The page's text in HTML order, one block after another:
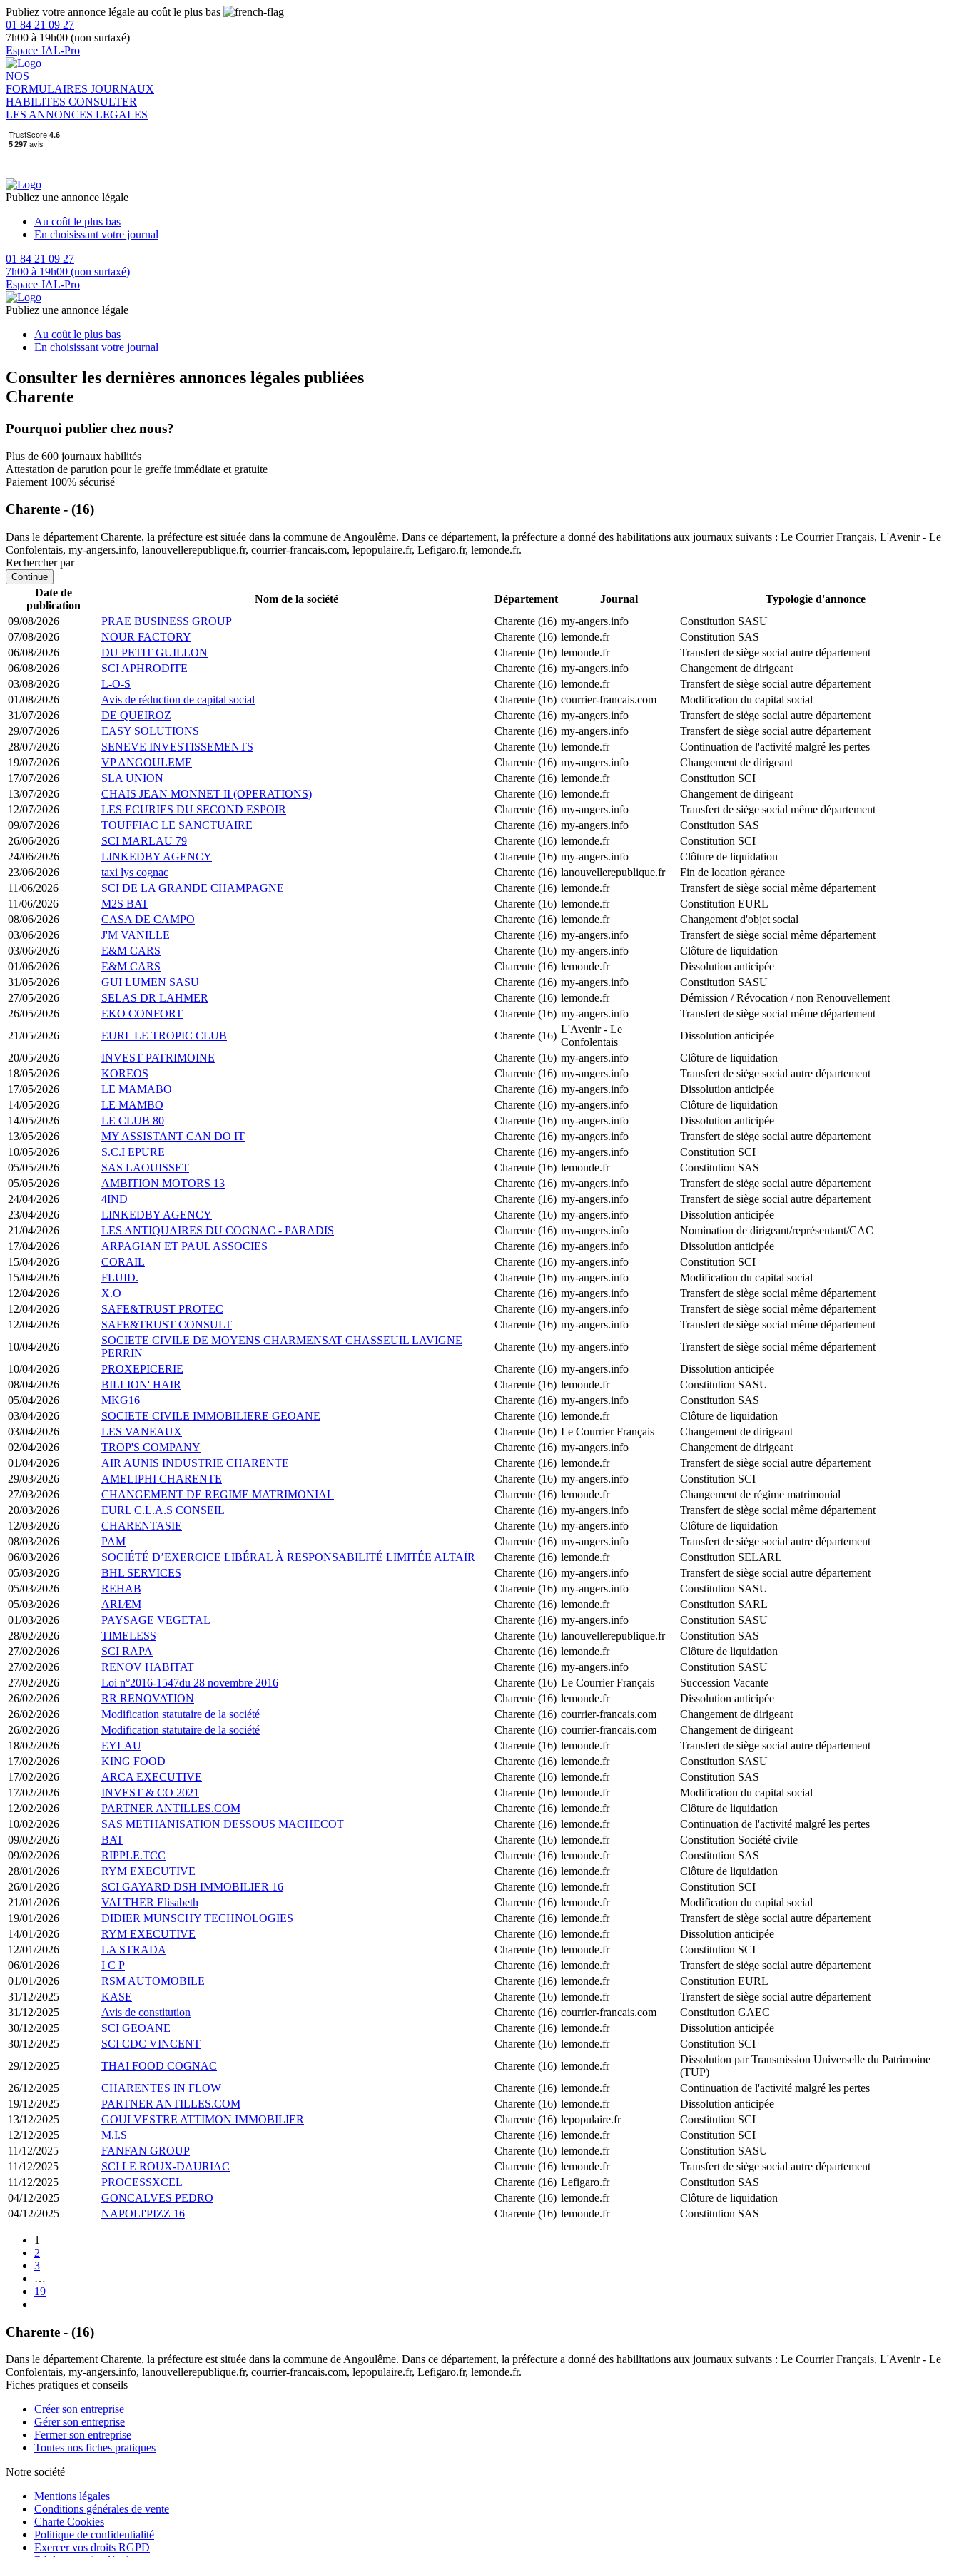
Publiez votre annonce légale au coût le plus bas
01 84 21 09 27
7h00 à 19h00 (non surtaxé)
Espace JAL-Pro
NOS
FORMULAIRES JOURNAUX
HABILITES CONSULTER
LES ANNONCES LEGALES
Publiez une annonce légale
Au coût le plus bas
En choisissant votre journal
01 84 21 09 27
7h00 à 19h00 (non surtaxé)
Espace JAL-Pro
Publiez une annonce légale
Au coût le plus bas
En choisissant votre journal
Consulter les dernières annonces légales publiées
Charente
Pourquoi publier chez nous?
Plus de 600 journaux habilités
Attestation de parution pour le greffe immédiate et gratuite
Paiement 100% sécurisé
Charente - (16)
Dans le département Charente, la préfecture est située dans la commune de Angoulême. Dans ce département, la préfecture a donné des habilitations aux journaux suivants : Le Courrier Français, L'Avenir - Le
Confolentais, my-angers.info, lanouvellerepublique.fr, courrier-francais.com, lepopulaire.fr, Lefigaro.fr, lemonde.fr.
Rechercher par
Continue
Date de
publication
Nom de la société Département Journal
Typologie d'annonce
09/08/2026
PRAE BUSINESS GROUP Charente (16) my-angers.info
Constitution SASU
07/08/2026
NOUR FACTORY Charente (16) lemonde.fr
Constitution SAS
06/08/2026
DU PETIT GUILLON Charente (16) lemonde.fr
Transfert de siège social autre département
06/08/2026
SCI APHRODITE Charente (16) my-angers.info
Changement de dirigeant
03/08/2026
L-O-S Charente (16) lemonde.fr
Transfert de siège social autre département
01/08/2026
Avis de réduction de capital social Charente (16) courrier-francais.com
Modification du capital social
31/07/2026
DE QUEIROZ Charente (16) my-angers.info
Transfert de siège social autre département
29/07/2026
EASY SOLUTIONS Charente (16) my-angers.info
Transfert de siège social autre département
28/07/2026
SENEVE INVESTISSEMENTS Charente (16) lemonde.fr
Continuation de l'activité malgré les pertes
19/07/2026
VP ANGOULEME Charente (16) my-angers.info
Changement de dirigeant
17/07/2026
SLA UNION Charente (16) lemonde.fr
Constitution SCI
13/07/2026
CHAIS JEAN MONNET II (OPERATIONS) Charente (16) lemonde.fr
Changement de dirigeant
12/07/2026
LES ECURIES DU SECOND ESPOIR Charente (16) my-angers.info
Transfert de siège social même département
09/07/2026
TOUFFIAC LE SANCTUAIRE Charente (16) my-angers.info
Constitution SAS
26/06/2026
SCI MARLAU 79 Charente (16) lemonde.fr
Constitution SCI
24/06/2026
LINKEDBY AGENCY Charente (16) my-angers.info
Clôture de liquidation
23/06/2026
taxi lys cognac Charente (16) lanouvellerepublique.fr
Fin de location gérance
11/06/2026
SCI DE LA GRANDE CHAMPAGNE Charente (16) lemonde.fr
Transfert de siège social même département
11/06/2026
M2S BAT Charente (16) lemonde.fr
Constitution EURL
08/06/2026
CASA DE CAMPO Charente (16) lemonde.fr
Changement d'objet social
03/06/2026
J'M VANILLE Charente (16) my-angers.info
Transfert de siège social même département
03/06/2026
E&M CARS Charente (16) my-angers.info
Clôture de liquidation
01/06/2026
E&M CARS Charente (16) lemonde.fr
Dissolution anticipée
31/05/2026
GUI LUMEN SASU Charente (16) my-angers.info
Constitution SASU
27/05/2026
SELAS DR LAHMER Charente (16) lemonde.fr
Démission / Révocation / non Renouvellement
26/05/2026
EKO CONFORT Charente (16) my-angers.info
Transfert de siège social même département
21/05/2026
EURL LE TROPIC CLUB Charente (16)
L'Avenir - Le
Confolentais
Dissolution anticipée
20/05/2026
INVEST PATRIMOINE Charente (16) my-angers.info
Clôture de liquidation
18/05/2026
KOREOS Charente (16) my-angers.info
Transfert de siège social autre département
17/05/2026
LE MAMABO Charente (16) my-angers.info
Dissolution anticipée
14/05/2026
LE MAMBO Charente (16) my-angers.info
Clôture de liquidation
14/05/2026
LE CLUB 80 Charente (16) my-angers.info
Dissolution anticipée
13/05/2026
MY ASSISTANT CAN DO IT Charente (16) my-angers.info
Transfert de siège social autre département
10/05/2026
S.C.I EPURE Charente (16) my-angers.info
Constitution SCI
05/05/2026
SAS LAOUISSET Charente (16) lemonde.fr
Constitution SAS
05/05/2026
AMBITION MOTORS 13 Charente (16) my-angers.info
Transfert de siège social autre département
24/04/2026
4IND Charente (16) my-angers.info
Transfert de siège social autre département
23/04/2026
LINKEDBY AGENCY Charente (16) my-angers.info
Dissolution anticipée
21/04/2026
LES ANTIQUAIRES DU COGNAC - PARADIS Charente (16) my-angers.info
Nomination de dirigeant/représentant/CAC
17/04/2026
ARPAGIAN ET PAUL ASSOCIES Charente (16) my-angers.info
Dissolution anticipée
15/04/2026
CORAIL Charente (16) my-angers.info
Constitution SCI
15/04/2026
FLUID. Charente (16) my-angers.info
Modification du capital social
12/04/2026
X.O Charente (16) my-angers.info
Transfert de siège social même département
12/04/2026
SAFE&TRUST PROTEC Charente (16) my-angers.info
Transfert de siège social même département
12/04/2026
SAFE&TRUST CONSULT Charente (16) my-angers.info
Transfert de siège social même département
10/04/2026
SOCIETE CIVILE DE MOYENS CHARMENSAT CHASSEUIL LAVIGNE
PERRIN
Charente (16) my-angers.info
Transfert de siège social même département
10/04/2026
PROXEPICERIE Charente (16) my-angers.info
Dissolution anticipée
08/04/2026
BILLION' HAIR Charente (16) lemonde.fr
Constitution SASU
05/04/2026
MKG16 Charente (16) my-angers.info
Constitution SAS
03/04/2026
SOCIETE CIVILE IMMOBILIERE GEOANE Charente (16) lemonde.fr
Clôture de liquidation
03/04/2026
LES VANEAUX Charente (16) Le Courrier Français
Changement de dirigeant
02/04/2026
TROP'S COMPANY Charente (16) my-angers.info
Changement de dirigeant
01/04/2026
AIR AUNIS INDUSTRIE CHARENTE Charente (16) lemonde.fr
Transfert de siège social autre département
29/03/2026
AMELIPHI CHARENTE Charente (16) my-angers.info
Constitution SCI
27/03/2026
CHANGEMENT DE REGIME MATRIMONIAL Charente (16) lemonde.fr
Changement de régime matrimonial
20/03/2026
EURL C.L.A.S CONSEIL Charente (16) my-angers.info
Transfert de siège social même département
12/03/2026
CHARENTASIE Charente (16) my-angers.info
Clôture de liquidation
08/03/2026
PAM Charente (16) my-angers.info
Transfert de siège social autre département
06/03/2026
SOCIÉTÉ D’EXERCICE LIBÉRAL À RESPONSABILITÉ LIMITÉE ALTAÏR Charente (16) lemonde.fr
Constitution SELARL
05/03/2026
BHL SERVICES Charente (16) my-angers.info
Transfert de siège social autre département
05/03/2026
REHAB Charente (16) my-angers.info
Constitution SASU
05/03/2026
ARIÆM Charente (16) lemonde.fr
Constitution SARL
01/03/2026
PAYSAGE VEGETAL Charente (16) my-angers.info
Constitution SASU
28/02/2026
TIMELESS Charente (16) lanouvellerepublique.fr
Constitution SAS
27/02/2026
SCI RAPA Charente (16) lemonde.fr
Clôture de liquidation
27/02/2026
RENOV HABITAT Charente (16) my-angers.info
Constitution SASU
27/02/2026
Loi n°2016-1547du 28 novembre 2016 Charente (16) Le Courrier Français
Succession Vacante
26/02/2026
RR RENOVATION Charente (16) lemonde.fr
Dissolution anticipée
26/02/2026
Modification statutaire de la société Charente (16) courrier-francais.com
Changement de dirigeant
26/02/2026
Modification statutaire de la société Charente (16) courrier-francais.com
Changement de dirigeant
18/02/2026
EYLAU Charente (16) lemonde.fr
Transfert de siège social autre département
17/02/2026
KING FOOD Charente (16) lemonde.fr
Constitution SASU
17/02/2026
ARCA EXECUTIVE Charente (16) lemonde.fr
Constitution SAS
17/02/2026
INVEST & CO 2021 Charente (16) lemonde.fr
Modification du capital social
12/02/2026
PARTNER ANTILLES.COM Charente (16) lemonde.fr
Clôture de liquidation
10/02/2026
SAS METHANISATION DESSOUS MACHECOT Charente (16) lemonde.fr
Continuation de l'activité malgré les pertes
09/02/2026
BAT Charente (16) lemonde.fr
Constitution Société civile
09/02/2026
RIPPLE.TCC Charente (16) lemonde.fr
Constitution SAS
28/01/2026
RYM EXECUTIVE Charente (16) lemonde.fr
Clôture de liquidation
26/01/2026
SCI GAYARD DSH IMMOBILIER 16 Charente (16) lemonde.fr
Constitution SCI
21/01/2026
VALTHER Elisabeth Charente (16) lemonde.fr
Modification du capital social
19/01/2026
DIDIER MUNSCHY TECHNOLOGIES Charente (16) lemonde.fr
Transfert de siège social autre département
14/01/2026
RYM EXECUTIVE Charente (16) lemonde.fr
Dissolution anticipée
12/01/2026
LA STRADA Charente (16) lemonde.fr
Constitution SCI
06/01/2026
I C P Charente (16) lemonde.fr
Transfert de siège social autre département
01/01/2026
RSM AUTOMOBILE Charente (16) lemonde.fr
Constitution EURL
31/12/2025
KASE Charente (16) lemonde.fr
Transfert de siège social autre département
31/12/2025
Avis de constitution Charente (16) courrier-francais.com
Constitution GAEC
30/12/2025
SCI GEOANE Charente (16) lemonde.fr
Dissolution anticipée
30/12/2025
SCI CDC VINCENT Charente (16) lemonde.fr
Constitution SCI
29/12/2025
THAI FOOD COGNAC Charente (16) lemonde.fr
Dissolution par Transmission Universelle du Patrimoine
(TUP)
26/12/2025
CHARENTES IN FLOW Charente (16) lemonde.fr
Continuation de l'activité malgré les pertes
19/12/2025
PARTNER ANTILLES.COM Charente (16) lemonde.fr
Dissolution anticipée
13/12/2025
GOULVESTRE ATTIMON IMMOBILIER Charente (16) lepopulaire.fr
Constitution SCI
12/12/2025
M.I.S Charente (16) lemonde.fr
Constitution SCI
11/12/2025
FANFAN GROUP Charente (16) lemonde.fr
Constitution SASU
11/12/2025
SCI LE ROUX-DAURIAC Charente (16) lemonde.fr
Transfert de siège social autre département
11/12/2025
PROCESSXCEL Charente (16) Lefigaro.fr
Constitution SAS
04/12/2025
GONCALVES PEDRO Charente (16) lemonde.fr
Clôture de liquidation
04/12/2025
NAPOLI'PIZZ 16 Charente (16) lemonde.fr Constitution SAS
1
2
3
…
19
Charente - (16)
Dans le département Charente, la préfecture est située dans la commune de Angoulême. Dans ce département, la préfecture a donné des habilitations aux journaux suivants : Le Courrier Français, L'Avenir - Le
Confolentais, my-angers.info, lanouvellerepublique.fr, courrier-francais.com, lepopulaire.fr, Lefigaro.fr, lemonde.fr.
Fiches pratiques et conseils
Créer son entreprise
Gérer son entreprise
Fermer son entreprise
Toutes nos fiches pratiques
Notre société
Mentions légales
Conditions générales de vente
Charte Cookies
Politique de confidentialité
Exercer vos droits RGPD